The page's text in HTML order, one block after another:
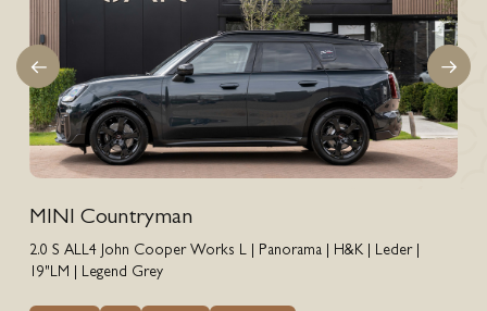
MINI Countryman
2.0 S ALL4 John Cooper Works L | Panorama | H&K | Leder |
19"LM | Legend Grey